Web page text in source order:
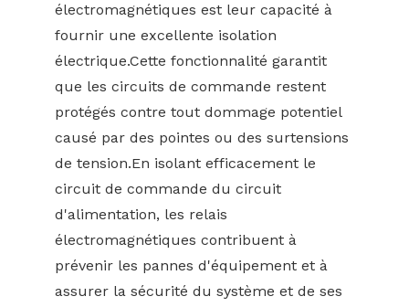
électromagnétiques est leur capacité à
fournir une excellente isolation
électrique.Cette fonctionnalité garantit
que les circuits de commande restent
protégés contre tout dommage potentiel
causé par des pointes ou des surtensions
de tension.En isolant efficacement le
circuit de commande du circuit
d'alimentation, les relais
électromagnétiques contribuent à
prévenir les pannes d'équipement et à
assurer la sécurité du système et de ses